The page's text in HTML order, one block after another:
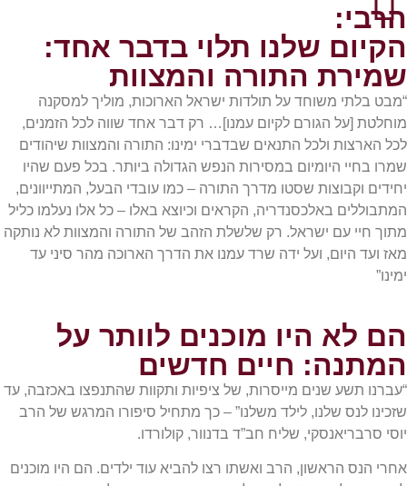
הרבי:
הקיום שלנו תלוי בדבר אחד:
שמירת התורה והמצוות
“מבט בלתי משוחד על תולדות ישראל הארוכות, מוליך למסקנה
מוחלטת [על הגורם לקיום עמנו]… רק דבר אחד שווה לכל הזמנים,
לכל הארצות ולכל התנאים שבדברי ימינו: התורה והמצוות שיהודים
שמרו בחיי היומיום במסירות הנפש הגדולה ביותר. בכל פעם שהיו
יחידים וקבוצות שסטו מדרך התורה – כמו עובדי הבעל, המתייוונים,
המתבוללים באלכסנדריה, הקראים וכיוצא באלו – כל אלו נעלמו כליל
מתוך חיי עם ישראל. רק שלשלת הזהב של התורה והמצוות לא נותקה
מאז ועד היום, ועל ידה שרד עמנו את הדרך הארוכה מהר סיני עד
ימינו”
הם לא היו מוכנים לוותר על
המתנה: חיים חדשים
“עברנו תשע שנים מייסרות, של ציפיות ותקוות שהתנפצו באכזבה, עד
שזכינו לנס שלנו, לילד משלנו” – כך מתחיל סיפורו המרגש של הרב
יוסי סרבריאנסקי, שליח חב”ד בדנוור, קולורדו.
אחרי הנס הראשון, הרב ואשתו רצו להביא עוד ילדים. הם היו מוכנים